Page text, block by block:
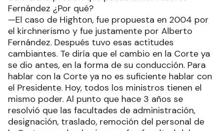
Fernández ¿Por qué?
—El caso de Highton, fue propuesta en 2004 por
el kirchnerismo y fue justamente por Alberto
Fernández. Después tuvo esas actitudes
cambiantes. Te diría que el cambio en la Corte ya
se dio antes, en la forma de su conducción. Para
hablar con la Corte ya no es suficiente hablar con
el Presidente. Hoy, todos los ministros tienen el
mismo poder. Al punto que hace 3 años se
resolvió que las facultades de administración,
designación, traslado, remoción del personal de